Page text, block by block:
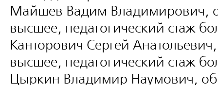
Майшев Вадим Владимирович,
высшее, педагогический стаж
Канторович Сергей
высшее, педагогический стаж
Цыркин Владимир Наумович,